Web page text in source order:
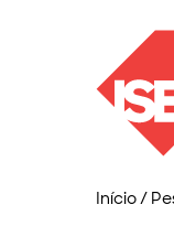
Início/